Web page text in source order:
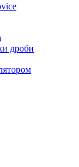
дроби